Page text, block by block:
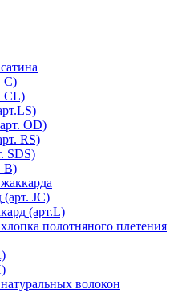
С)
СL)
OD)
RS)
SDS)
В)
JC)
(арт.L)
полотняного плетения
волокон